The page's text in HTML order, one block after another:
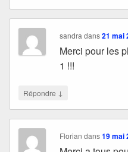
sandradans21 mai
Merci pour les
1 !!!
Répondre ↓
Florian dans19 mai